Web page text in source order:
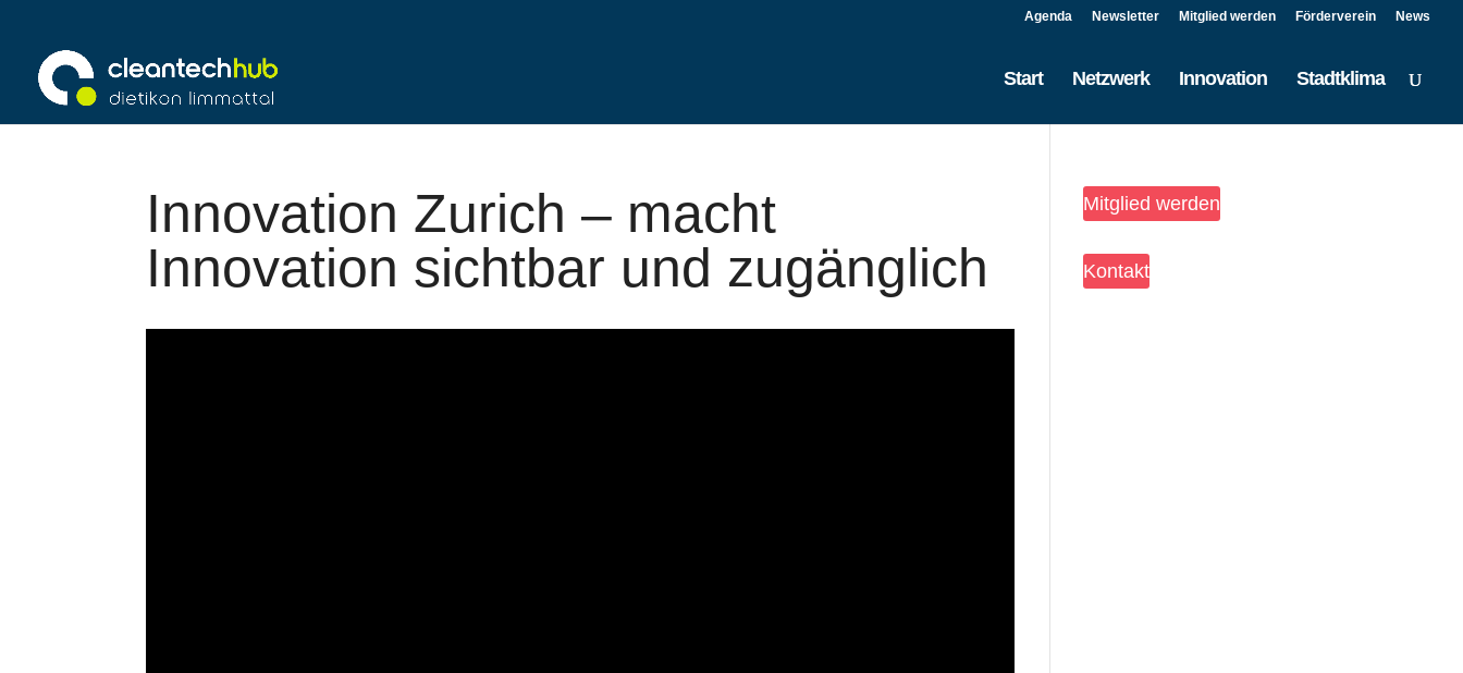
Agenda Newsletter Mitglied werden Förderverein News
Start Netzwerk Innovation Stadtklima
Innovation Zurich – macht
Innovation sichtbar und zugänglich
Mitglied werden
Kontakt